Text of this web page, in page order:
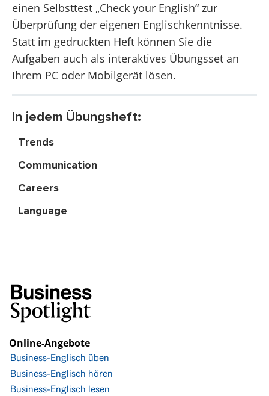
einen Selbsttest „Check your English“ zur
Überprüfung der eigenen Englischkenntnisse.
Statt im gedruckten Heft können Sie die
Aufgaben auch als interaktives Übungsset an
Ihrem PC oder Mobilgerät lösen.
In jedem Übungsheft:
Trends
Communication
Careers
Language
Online-Angebote
Business-Englisch üben
Business-Englisch hören
Business-Englisch lesen